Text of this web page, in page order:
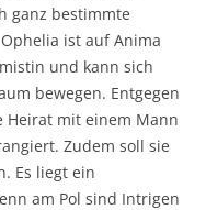
ganz bestimmte
ist auf Anima
und kann sich
bewegen. Entgegen
mit einem Mann
Zudem soll sie
Es liegt ein
am Pol sind Intrigen